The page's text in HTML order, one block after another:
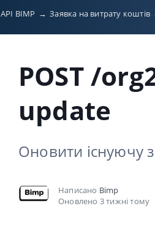
API BIMP → Заявка на витрату коштів
POST /
update
Оновити існуючу
Написано Bimp
Оновлено 3 тижні тому